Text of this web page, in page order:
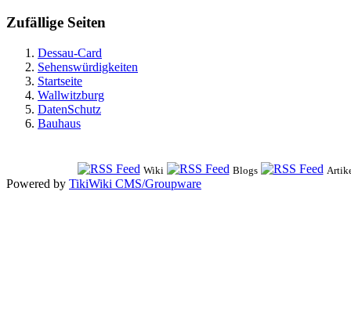
Zufällige Seiten
Dessau-Card
Sehenswürdigkeiten
Startseite
Wallwitzburg
DatenSchutz
Bauhaus
Wiki Blogs
Powered by TikiWiki CMS/Groupware